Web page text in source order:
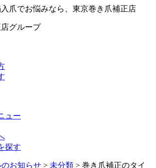
爪でお悩みなら、東京巻き爪補正店
ュー
探す
のお知らせ > 未分類 > 巻き爪補正のタイ